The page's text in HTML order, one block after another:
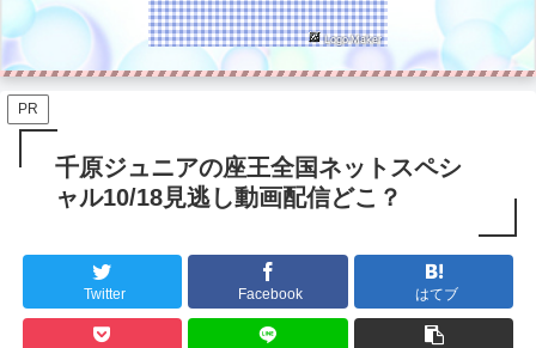
PR
千原ジュニアの座王全国ネットスペシ
ャル10/18見逃し動画配信どこ？
Twitter Facebook はてブ